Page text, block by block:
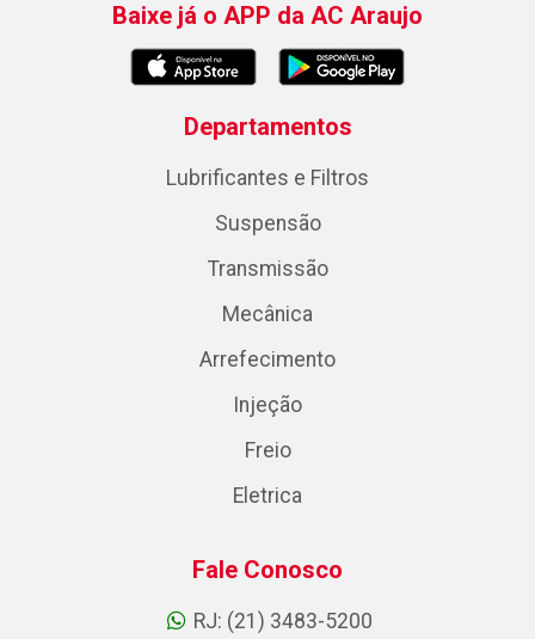
Baixe já o APP da AC Araujo
Departamentos
Lubrificantes e Filtros
Suspensão
Transmissão
Mecânica
Arrefecimento
Injeção
Freio
Eletrica
Fale Conosco
RJ: (21) 3483-5200